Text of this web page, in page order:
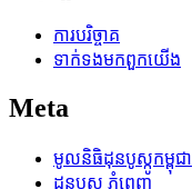
ការបរិច្ចាគ
ទាក់ទង​មក​ពួក​យើង
Meta
មូលនិធិដុនបូស្កូកម្ពុជា
ដុនបូស្កូ ភ្នំពេញ